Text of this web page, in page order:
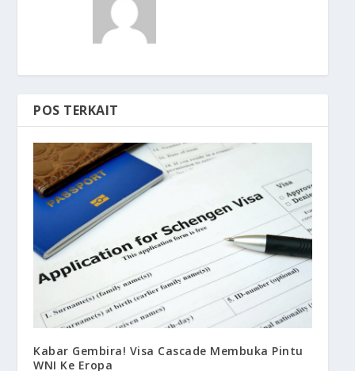
POS TERKAIT
Kabar Gembira! Visa Cascade Membuka Pintu
WNI Ke Eropa